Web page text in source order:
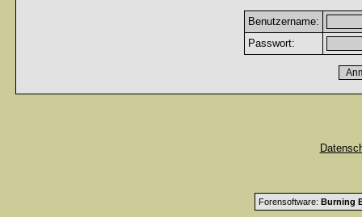
Benutzername:
Passwort:
Forensoftware: Burning